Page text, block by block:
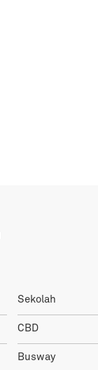
Sekolah
CBD
Busway